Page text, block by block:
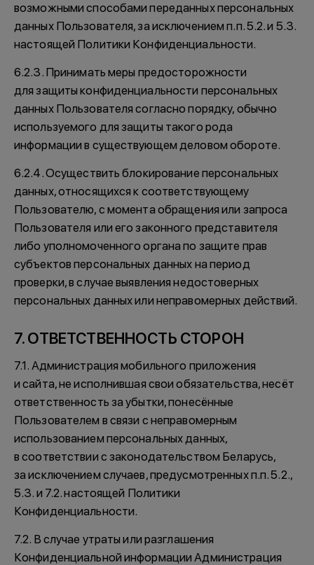
возможными способами переданных персональных
данных Пользователя, за исключением п.п. 5.2. и 5.3.
настоящей Политики Конфиденциальности.
6.2.3. Принимать меры предосторожности
для защиты конфиденциальности персональных
данных Пользователя согласно порядку, обычно
используемого для защиты такого рода
информации в существующем деловом обороте.
6.2.4. Осуществить блокирование персональных
данных, относящихся к соответствующему
Пользователю, с момента обращения или запроса
Пользователя или его законного представителя
либо уполномоченного органа по защите прав
субъектов персональных данных на период
проверки, в случае выявления недостоверных
персональных данных или неправомерных действий.
7. ОТВЕТСТВЕННОСТЬ СТОРОН
7.1. Администрация мобильного приложения
и сайта, не исполнившая свои обязательства, несёт
ответственность за убытки, понесённые
Пользователем в связи с неправомерным
использованием персональных данных,
в соответствии с законодательством Беларусь,
за исключением случаев, предусмотренных п.п. 5.2.,
5.3. и 7.2. настоящей Политики
Конфиденциальности.
7.2. В случае утраты или разглашения
Конфиденциальной информации Администрация